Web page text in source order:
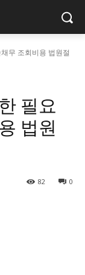
무 조회비용 법원절
필요
법원
0
82